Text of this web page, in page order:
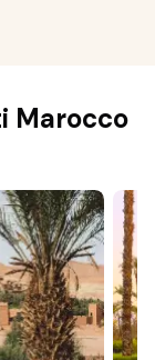
Marocco